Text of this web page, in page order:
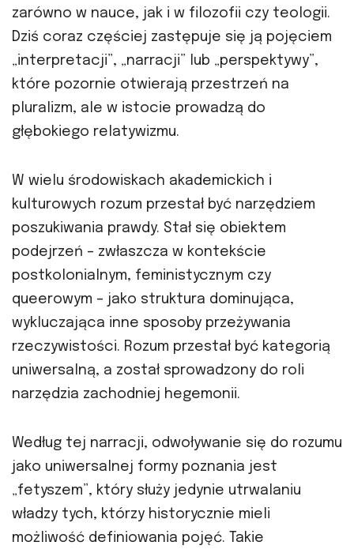
zarówno w nauce, jak i w filozofii czy teologii.
Dziś coraz częściej zastępuje się ją pojęciem
„interpretacji”, „narracji” lub „perspektywy”,
które pozornie otwierają przestrzeń na
pluralizm, ale w istocie prowadzą do
głębokiego relatywizmu.
W wielu środowiskach akademickich i
kulturowych rozum przestał być narzędziem
poszukiwania prawdy. Stał się obiektem
podejrzeń – zwłaszcza w kontekście
postkolonialnym, feministycznym czy
queerowym – jako struktura dominująca,
wykluczająca inne sposoby przeżywania
rzeczywistości. Rozum przestał być kategorią
uniwersalną, a został sprowadzony do roli
narzędzia zachodniej hegemonii.
Według tej narracji, odwoływanie się do rozumu
jako uniwersalnej formy poznania jest
„fetyszem”, który służy jedynie utrwalaniu
władzy tych, którzy historycznie mieli
możliwość definiowania pojęć. Takie